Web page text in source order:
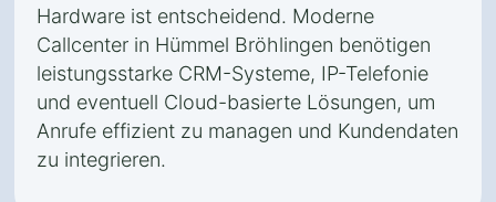
Hardware ist entscheidend. Moderne
Callcenter in Hümmel Bröhlingen benötigen
leistungsstarke CRM-Systeme, IP-Telefonie
und eventuell Cloud-basierte Lösungen, um
Anrufe effizient zu managen und Kundendaten
zu integrieren.